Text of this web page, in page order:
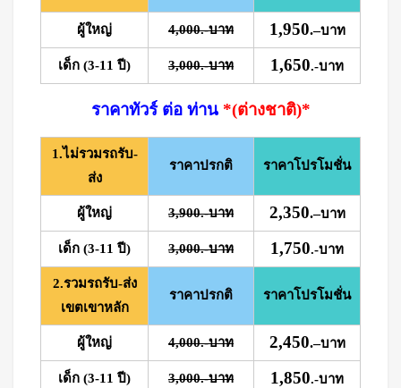
ผู้ใหญ่ 4,000.-บาท 1,950.–บาท
เด็ก (3-11 ปี) 3,000.-บาท 1,650.-บาท
ราคาทัวร์ ต่อ ท่าน *(ต่างชาติ)*
1.ไม่รวมรถรับ-
ส่ง
ราคาปรกติ ราคาโปรโมชั่น
ผู้ใหญ่ 3,900.-บาท 2,350.–บาท
เด็ก (3-11 ปี) 3,000.-บาท 1,750.-บาท
2.รวมรถรับ-ส่ง
เขตเขาหลัก
ราคาปรกติ ราคาโปรโมชั่น
ผู้ใหญ่ 4,000.-บาท 2,450.–บาท
เด็ก (3-11 ปี) 3,000.-บาท 1,850.-บาท